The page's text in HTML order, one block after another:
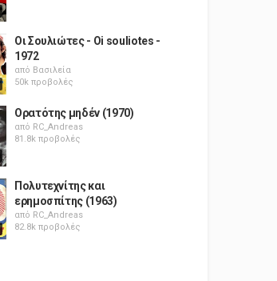
Οι Σουλιώτες - Oi souliotes -
1972
από Βασιλεία
50k προβολές
Ορατότης μηδέν (1970)
από RC_Andreas
81.8k προβολές
Πολυτεχνίτης και
ερημοσπίτης (1963)
από RC_Andreas
82.8k προβολές